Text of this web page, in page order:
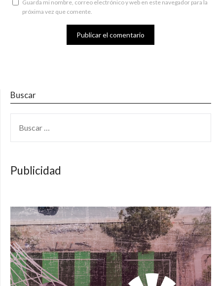
Guarda mi nombre, correo electrónico y web en este navegador para la
próxima vez que comente.
Buscar
Publicidad